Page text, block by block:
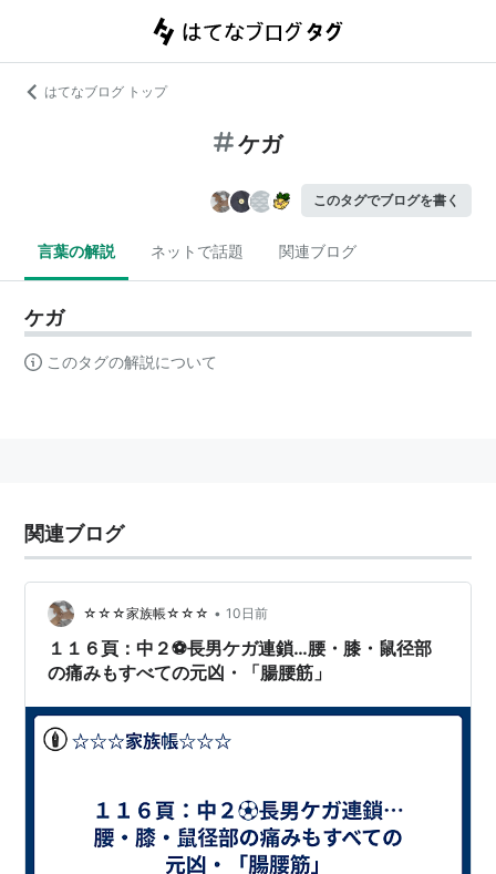
はてなブログ トップ
ケガ
このタグでブログを書く
言葉の解説 ネットで話題 関連ブログ
ケガ
このタグの解説について
関連ブログ
☆☆☆家族帳☆☆☆ • 10日前
１１６頁：中２⚽長男ケガ連鎖…腰・膝・鼠径部
の痛みもすべての元凶・「腸腰筋」